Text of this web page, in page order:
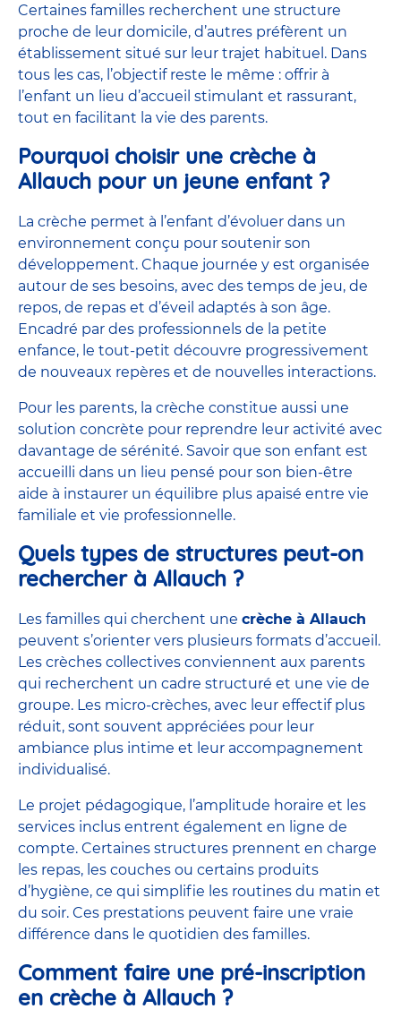
Certaines familles recherchent une structure
proche de leur domicile, d’autres préfèrent un
établissement situé sur leur trajet habituel. Dans
tous les cas, l’objectif reste le même : offrir à
l’enfant un lieu d’accueil stimulant et rassurant,
tout en facilitant la vie des parents.
Pourquoi choisir une crèche à
Allauch pour un jeune enfant ?
La crèche permet à l’enfant d’évoluer dans un
environnement conçu pour soutenir son
développement. Chaque journée y est organisée
autour de ses besoins, avec des temps de jeu, de
repos, de repas et d’éveil adaptés à son âge.
Encadré par des professionnels de la petite
enfance, le tout-petit découvre progressivement
de nouveaux repères et de nouvelles interactions.
Pour les parents, la crèche constitue aussi une
solution concrète pour reprendre leur activité avec
davantage de sérénité. Savoir que son enfant est
accueilli dans un lieu pensé pour son bien-être
aide à instaurer un équilibre plus apaisé entre vie
familiale et vie professionnelle.
Quels types de structures peut-on
rechercher à Allauch ?
Les familles qui cherchent une crèche à Allauch
peuvent s’orienter vers plusieurs formats d’accueil.
Les crèches collectives conviennent aux parents
qui recherchent un cadre structuré et une vie de
groupe. Les micro-crèches, avec leur effectif plus
réduit, sont souvent appréciées pour leur
ambiance plus intime et leur accompagnement
individualisé.
Le projet pédagogique, l’amplitude horaire et les
services inclus entrent également en ligne de
compte. Certaines structures prennent en charge
les repas, les couches ou certains produits
d’hygiène, ce qui simplifie les routines du matin et
du soir. Ces prestations peuvent faire une vraie
différence dans le quotidien des familles.
Comment faire une pré-inscription
en crèche à Allauch ?